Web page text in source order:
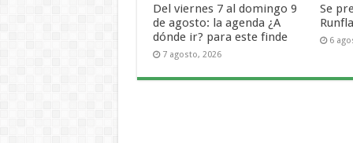
Del viernes 7 al domingo 9
de agosto: la agenda ¿A
dónde ir? para este finde
7 agosto, 2026
Se
6